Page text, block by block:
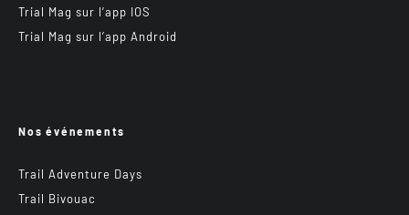
Trial Mag sur l’app IOS
Trial Mag sur l’app Android
Nos événements
Trail Adventure Days
Trail Bivouac